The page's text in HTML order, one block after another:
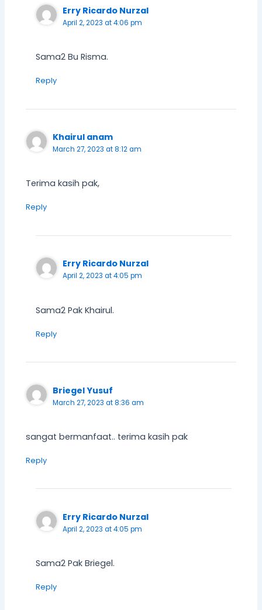
Erry Ricardo Nurzal
April 2, 2023 at 4:06 pm
Sama2 Bu Risma.
Reply
Khairul anam
March 27, 2023 at 8:12 am
Terima kasih pak,
Reply
Erry Ricardo Nurzal
April 2, 2023 at 4:05 pm
Sama2 Pak Khairul.
Reply
Briegel Yusuf
March 27, 2023 at 8:36 am
sangat bermanfaat.. terima kasih pak
Reply
Erry Ricardo Nurzal
April 2, 2023 at 4:05 pm
Sama2 Pak Briegel.
Reply